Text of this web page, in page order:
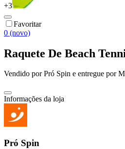
+3
Favoritar
0 (novo)
Raquete De Beach
Vendido porPró Spin e entregue por
Informações da loja
Pró Spin